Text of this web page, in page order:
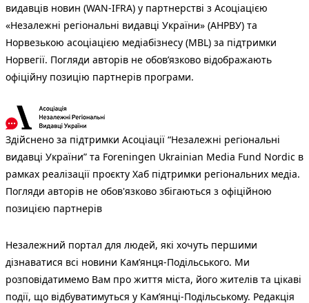
видавців новин (WAN-IFRA) у партнерстві з Асоціацією
«Незалежні регіональні видавці України» (АНРВУ) та
Норвезькою асоціацією медіабізнесу (MBL) за підтримки
Норвегії. Погляди авторів не обов’язково відображають
офіційну позицію партнерів програми.
Здійснено за підтримки Асоціації “Незалежні регіональні
видавці України” та Foreningen Ukrainian Media Fund Nordic в
рамках реалізації проєкту Хаб підтримки регіональних медіа.
Погляди авторів не обов'язково збігаються з офіційною
позицією партнерів
Незалежний портал для людей, які хочуть першими
дізнаватися всі новини Кам’янця-Подільського. Ми
розповідатимемо Вам про життя міста, його жителів та цікаві
події, що відбуватимуться у Кам’янці-Подільському. Редакція